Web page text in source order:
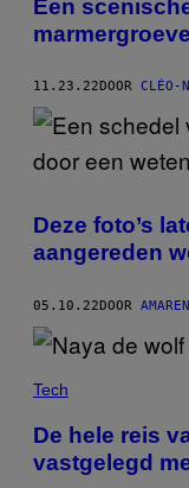
Een
11.23.22 DOOR CLÉO-
Deze foto’s
aangereden
05.10.22DOOR
Tech
De hele reis
vastgelegd